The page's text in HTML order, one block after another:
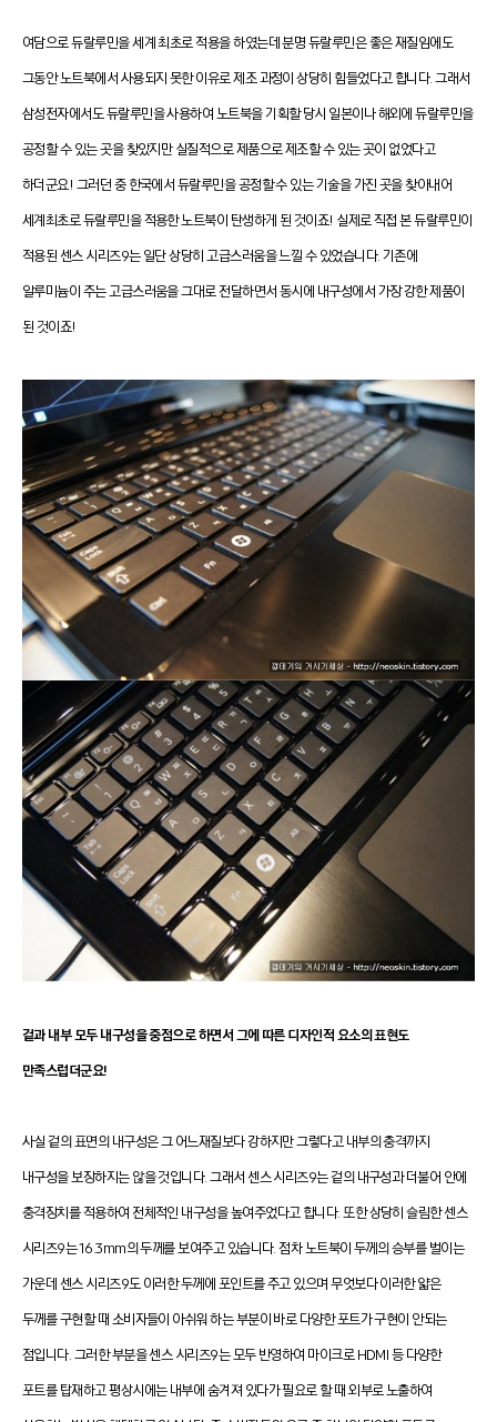
여담으로 듀랄루민을 세계 최초로 적용을 하였는데 분명 듀랄루민은 좋은 재질임에도
그동안 노트북에서 사용되지 못한 이유로 제조 과정이 상당히 힘들었다고 합니다. 그래서
삼성전자에서도 듀랄루민을 사용하여 노트북을 기획할 당시 일본이나 해외에 듀랄루민을
공정할 수 있는 곳을 찾았지만 실질적으로 제품으로 제조할 수 있는 곳이 없었다고
하더군요! 그러던 중 한국에서 듀랄루민을 공정할 수 있는 기술을 가진 곳을 찾아내어
세계최초로 듀랄루민을 적용한 노트북이 탄생하게 된 것이죠! 실제로 직접 본 듀랄루민이
적용된 센스 시리즈9는 일단 상당히 고급스러움을 느낄 수 있었습니다. 기존에
알루미늄이 주는 고급스러움을 그대로 전달하면서 동시에 내구성에서 가장 강한 제품이
된 것이죠!
겉과 내부 모두 내구성을 중점으로 하면서 그에 따른 디자인적 요소의 표현도
만족스럽더군요!
사실 겉의 표면의 내구성은 그 어느재질보다 강하지만 그렇다고 내부의 충격까지
내구성을 보장하지는 않을 것입니다. 그래서 센스 시리즈9는 겉의 내구성과 더불어 안에
충격장치를 적용하여 전체적인 내구성을 높여주었다고 합니다. 또한 상당히 슬림한 센스
시리즈9는 16.3mm의 두께를 보여주고 있습니다. 점차 노트북이 두께의 승부를 벌이는
가운데 센스 시리즈9도 이러한 두께에 포인트를 주고 있으며 무엇보다 이러한 얇은
두께를 구현할 때 소비자들이 아쉬워 하는 부분이 바로 다양한 포트가 구현이 안되는
점입니다. 그러한 부분을 센스 시리즈9는 모두 반영하여 마이크로 HDMI 등 다양한
포트를 탑재하고 평상시에는 내부에 숨겨져 있다가 필요로 할 때 외부로 노출하여